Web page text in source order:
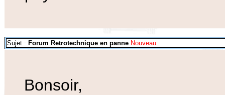
Sujet : Forum Retrotechnique en panne Nouveau
Bonsoir,